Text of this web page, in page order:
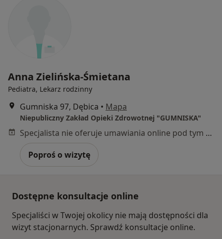
Anna Zielińska-Śmietana
Pediatra, Lekarz rodzinny
Gumniska 97, Dębica • Mapa
Niepubliczny Zakład Opieki Zdrowotnej "GUMNISKA"
Specjalista nie oferuje umawiania online pod tym adresem.
Poproś o wizytę
Dostępne konsultacje online
Specjaliści w Twojej okolicy nie mają dostępności dla
wizyt stacjonarnych. Sprawdź konsultacje online.